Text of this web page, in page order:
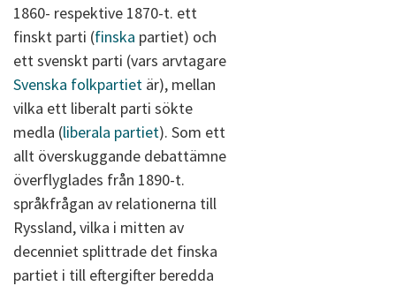
1860- respektive 1870-t. ett
finskt parti (finska partiet) och
ett svenskt parti (vars arvtagare
Svenska folkpartiet är), mellan
vilka ett liberalt parti sökte
medla (liberala partiet). Som ett
allt överskuggande debattämne
överflyglades från 1890-t.
språkfrågan av relationerna till
Ryssland, vilka i mitten av
decenniet splittrade det finska
partiet i till eftergifter beredda